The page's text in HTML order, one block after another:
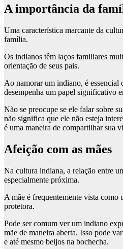
A importância da
Uma característica marcante da
família.
Os indianos têm laços familiares
orientação de seus pais.
Ao namorar um indiano, é essencial
desempenha um papel significativo
Não se preocupe se ele falar sobre
não significa que ele não esteja
é uma maneira de compartilhar sua
Afeição com as mães
Na cultura indiana, a relação entre
especialmente próxima.
A mãe é frequentemente vista como
protetora.
Pode ser comum ver um indiano
mãe de maneira aberta. Isso pode
e até mesmo beijos na bochecha.